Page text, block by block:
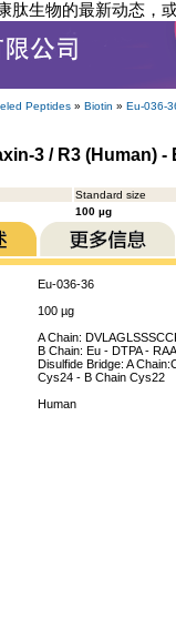
肽生物的最新动态，
Peptides » Biotin » Eu-036-
3 / R3 (Human)
Standard size
100 µg
Eu-036-36
100 µg
A Chain:
B Chain: Eu - DTPA -
Disulfide Bridge: A
Cys24 - B Chain Cys22
Human